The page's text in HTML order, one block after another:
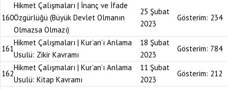
160
Hikmet Çalışmaları | İnanç ve İfade
Özgürlüğü (Büyük Devlet Olmanın
Olmazsa Olmazı)
25 Şubat
2023
Gösterim: 234
161
Hikmet Çalışmaları | Kur’an’ı Anlama
Usulü: Zikir Kavramı
18 Şubat
2023
Gösterim: 784
162
Hikmet Çalışmaları | Kur’an’ı Anlama
Usulü: Kitap Kavramı
11 Şubat
2023
Gösterim: 212